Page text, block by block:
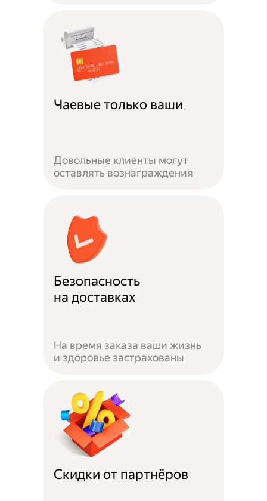
Чаевые только ваши
Довольные клиенты могут
оставлять вознаграждения
Безопасность
на доставках
На время заказа ваши жизнь
и здоровье застрахованы
Скидки от партнёров